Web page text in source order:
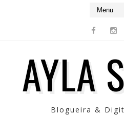
AYLA
Blogueira &